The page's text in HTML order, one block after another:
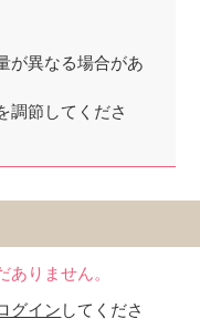
が異なる場合があ
調節してくださ
ありません。
グイン してくださ